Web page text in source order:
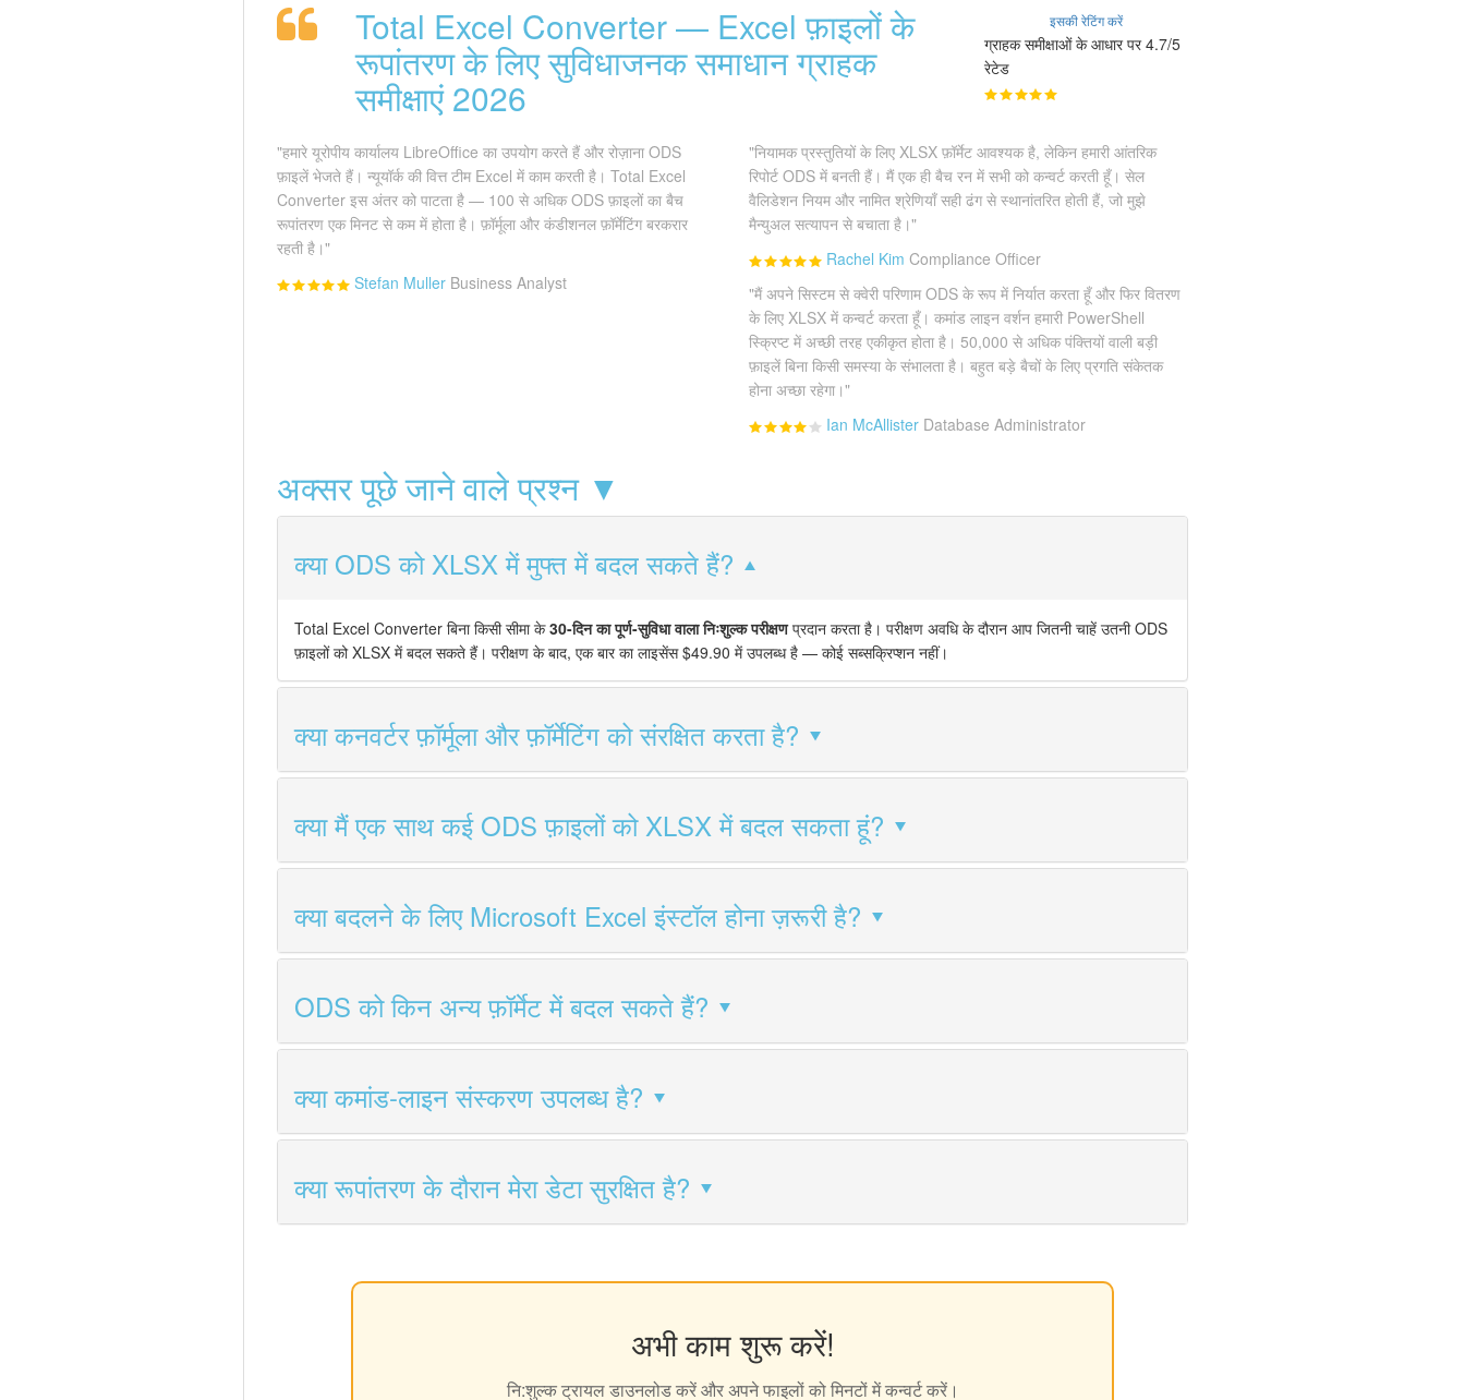
Total Excel Converter — Excel फ़ाइलों के
रूपांतरण के लिए सुविधाजनक समाधान ग्राहक
समीक्षाएं 2026
इसकी रेटिंग करें
ग्राहक समीक्षाओं के आधार पर 4.7/5
रेटेड
"हमारे यूरोपीय कार्यालय LibreOffice का उपयोग करते हैं और रोज़ाना ODS
फ़ाइलें भेजते हैं। न्यूयॉर्क की वित्त टीम Excel में काम करती है। Total Excel
Converter इस अंतर को पाटता है — 100 से अधिक ODS फ़ाइलों का बैच
रूपांतरण एक मिनट से कम में होता है। फ़ॉर्मूला और कंडीशनल फ़ॉर्मेटिंग बरकरार
रहती है।"
Stefan Muller Business Analyst
"नियामक प्रस्तुतियों के लिए XLSX फ़ॉर्मेट आवश्यक है, लेकिन हमारी आंतरिक
रिपोर्ट ODS में बनती हैं। मैं एक ही बैच रन में सभी को कन्वर्ट करती हूँ। सेल
वैलिडेशन नियम और नामित श्रेणियाँ सही ढंग से स्थानांतरित होती हैं, जो मुझे
मैन्युअल सत्यापन से बचाता है।"
Rachel Kim Compliance Officer
"मैं अपने सिस्टम से क्वेरी परिणाम ODS के रूप में निर्यात करता हूँ और फिर वितरण
के लिए XLSX में कन्वर्ट करता हूँ। कमांड लाइन वर्शन हमारी PowerShell
स्क्रिप्ट में अच्छी तरह एकीकृत होता है। 50,000 से अधिक पंक्तियों वाली बड़ी
फ़ाइलें बिना किसी समस्या के संभालता है। बहुत बड़े बैचों के लिए प्रगति संकेतक
होना अच्छा रहेगा।"
Ian McAllister Database Administrator
अक्सर पूछे जाने वाले प्रश्न ▼
क्या ODS को XLSX में मुफ्त में बदल सकते हैं?
Total Excel Converter बिना किसी सीमा के30-दिन का पूर्ण-सुविधा वाला निःशुल्क परीक्षणप्रदान करता है। परीक्षण अवधि के दौरान आप जितनी चाहें उतनी ODS
फ़ाइलों को XLSX में बदल सकते हैं। परीक्षण के बाद, एक बार का लाइसेंस $49.90 में उपलब्ध है — कोई सब्सक्रिप्शन नहीं।
क्या कनवर्टर फ़ॉर्मूला और फ़ॉर्मेटिंग को संरक्षित करता है?
क्या मैं एक साथ कई ODS फ़ाइलों को XLSX में बदल सकता हूं?
क्या बदलने के लिए Microsoft Excel इंस्टॉल होना ज़रूरी है?
ODS को किन अन्य फ़ॉर्मेट में बदल सकते हैं?
क्या कमांड-लाइन संस्करण उपलब्ध है?
क्या रूपांतरण के दौरान मेरा डेटा सुरक्षित है?
अभी काम शुरू करें!
नि:शुल्क ट्रायल डाउनलोड करें और अपने फाइलों को मिनटों में कन्वर्ट करें।